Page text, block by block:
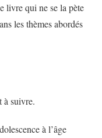
livre qui ne se la pète
les thèmes abordés
à suivre.
à l’âge